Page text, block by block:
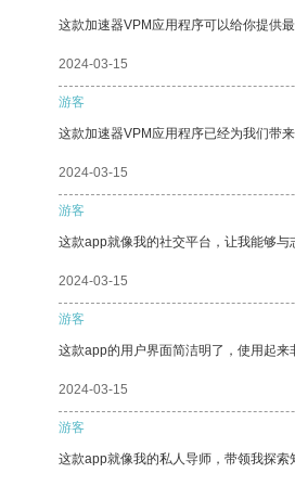
这款加速器VPM应用程序可以给你提供
2024-03-15
游客
这款加速器VPM应用程序已经为我们带
2024-03-15
游客
这款app就像我的社交平台，让我能够与
2024-03-15
游客
这款app的用户界面简洁明了，使用起来
2024-03-15
游客
这款app就像我的私人导师，带领我探索